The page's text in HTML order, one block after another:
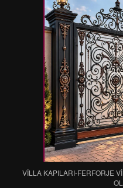
VİLLA KAPILARI-FERFORJE